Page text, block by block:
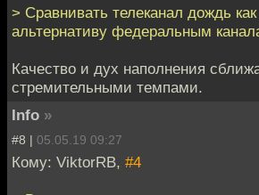
> Сравнивать телеканал дождь
альтернативу федеральным
Качество и дух наполнения
стремительными темпами.
Info »
#8 | 05.05.19 09:27
Кому: ViktorRB, #4